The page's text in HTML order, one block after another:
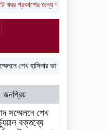
খবর প্রকাশের জন্য আপনার লিখা (তথ্য,
শেখ হাসিনার ভার্চ্যুয়াল বক্তব্যে
জনপ্রিয়
সম্মেলনে শেখ
বক্তব্যে